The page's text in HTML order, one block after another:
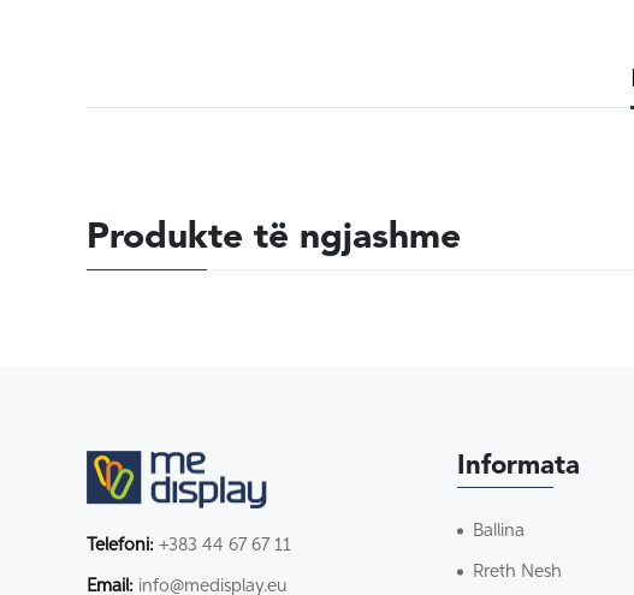
Produkte të ngjashme
Telefoni: +383 44 67 67 11
Email: info@medisplay.eu
Informata
Ballina
Rreth Nesh